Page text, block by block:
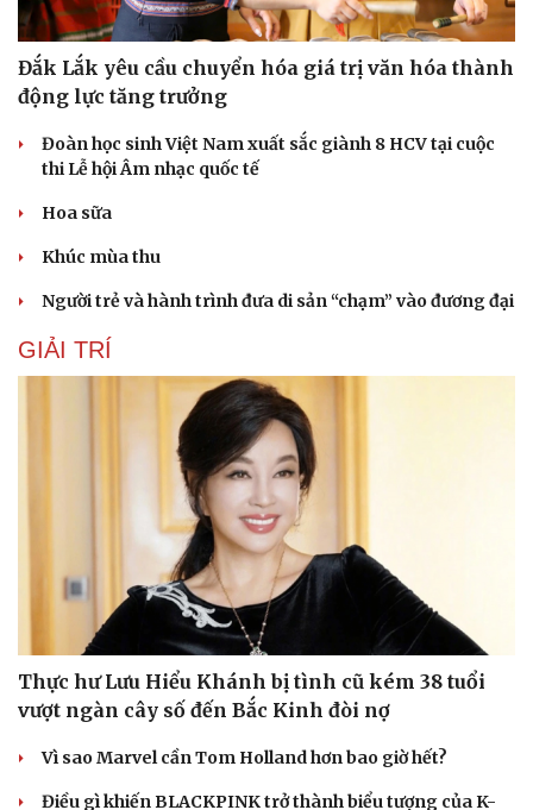
Đắk Lắk yêu cầu chuyển hóa giá trị văn hóa thành
động lực tăng trưởng
Đoàn học sinh Việt Nam xuất sắc giành 8 HCV tại cuộc
thi Lễ hội Âm nhạc quốc tế
Hoa sữa
Khúc mùa thu
Người trẻ và hành trình đưa di sản “chạm” vào đương đại
GIẢI TRÍ
Thực hư Lưu Hiểu Khánh bị tình cũ kém 38 tuổi
vượt ngàn cây số đến Bắc Kinh đòi nợ
Vì sao Marvel cần Tom Holland hơn bao giờ hết?
Điều gì khiến BLACKPINK trở thành biểu tượng của K-